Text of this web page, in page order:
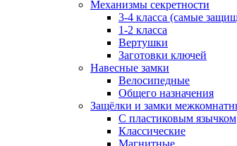
Механизмы секретности
3-4 класса (самые
1-2 класса
Вертушки
Заготовки ключей
Навесные замки
Велосипедные
Общего назначения
Защёлки и замки
С пластиковым язычком
Классические
Магнитные